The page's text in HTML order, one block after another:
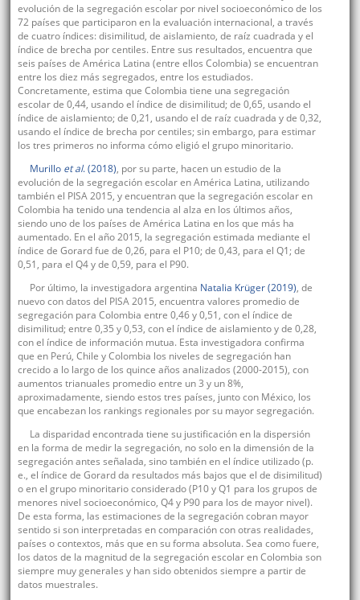
evolución de la segregación escolar por nivel socioeconómico de los
72 países que participaron en la evaluación internacional, a través
de cuatro índices: disimilitud, de aislamiento, de raíz cuadrada y el
índice de brecha por centiles. Entre sus resultados, encuentra que
seis países de América Latina (entre ellos Colombia) se encuentran
entre los diez más segregados, entre los estudiados.
Concretamente, estima que Colombia tiene una segregación
escolar de 0,44, usando el índice de disimilitud; de 0,65, usando el
índice de aislamiento; de 0,21, usando el de raíz cuadrada y de 0,32,
usando el índice de brecha por centiles; sin embargo, para estimar
los tres primeros no informa cómo eligió el grupo minoritario.
Murillo et al. (2018), por su parte, hacen un estudio de la
evolución de la segregación escolar en América Latina, utilizando
también el PISA 2015, y encuentran que la segregación escolar en
Colombia ha tenido una tendencia al alza en los últimos años,
siendo uno de los países de América Latina en los que más ha
aumentado. En el año 2015, la segregación estimada mediante el
índice de Gorard fue de 0,26, para el P10; de 0,43, para el Q1; de
0,51, para el Q4 y de 0,59, para el P90.
Por último, la investigadora argentina Natalia Krüger (2019), de
nuevo con datos del PISA 2015, encuentra valores promedio de
segregación para Colombia entre 0,46 y 0,51, con el índice de
disimilitud; entre 0,35 y 0,53, con el índice de aislamiento y de 0,28,
con el índice de información mutua. Esta investigadora confirma
que en Perú, Chile y Colombia los niveles de segregación han
crecido a lo largo de los quince años analizados (2000-2015), con
aumentos trianuales promedio entre un 3 y un 8%,
aproximadamente, siendo estos tres países, junto con México, los
que encabezan los rankings regionales por su mayor segregación.
La disparidad encontrada tiene su justificación en la dispersión
en la forma de medir la segregación, no solo en la dimensión de la
segregación antes señalada, sino también en el índice utilizado (p.
e., el índice de Gorard da resultados más bajos que el de disimilitud)
o en el grupo minoritario considerado (P10 y Q1 para los grupos de
menores nivel socioeconómico, Q4 y P90 para los de mayor nivel).
De esta forma, las estimaciones de la segregación cobran mayor
sentido si son interpretadas en comparación con otras realidades,
países o contextos, más que en su forma absoluta. Sea como fuere,
los datos de la magnitud de la segregación escolar en Colombia son
siempre muy generales y han sido obtenidos siempre a partir de
datos muestrales.